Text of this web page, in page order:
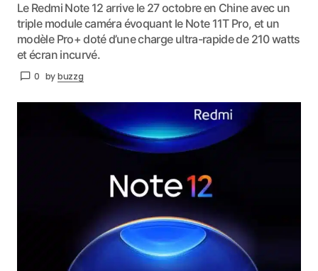
Le Redmi Note 12 arrive le 27 octobre en Chine avec un
triple module caméra évoquant le Note 11T Pro, et un
modèle Pro+ doté d’une charge ultra-rapide de 210 watts
et écran incurvé.
0 bybuzzg